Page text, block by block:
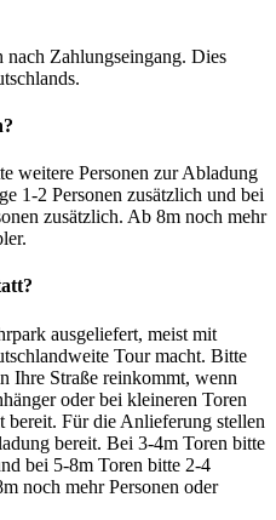
Zahlungseingang. Dies
weitere Personen zur Abladung
1-2 Personen zusätzlich und bei
zusätzlich. Ab 8m noch mehr
ausgeliefert, meist mit
Tour macht. Bitte
Ihre Straße reinkommt, wenn
oder bei kleineren Toren
bereit. Für die Anlieferung stellen
bereit. Bei 3-4m Toren bitte
bei 5-8m Toren bitte 2-4
noch mehr Personen oder